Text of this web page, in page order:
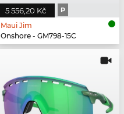
5 556,20 Kč P
Maui Jim
Onshore - GM798-15C